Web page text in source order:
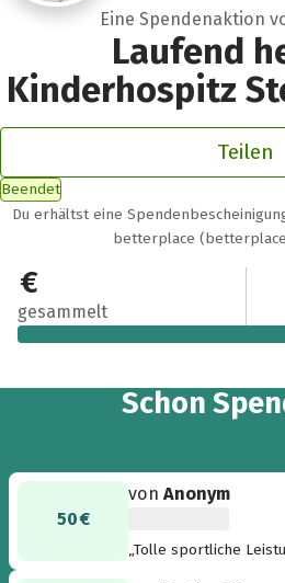
Eine Spendenaktion
Laufend
Kinderhospitz
Teilen
Beendet
Du erhältst eine
betterplace
600 €
gesammelt
Schon 22
50 €
vonAnonym
„Tolle sportliche